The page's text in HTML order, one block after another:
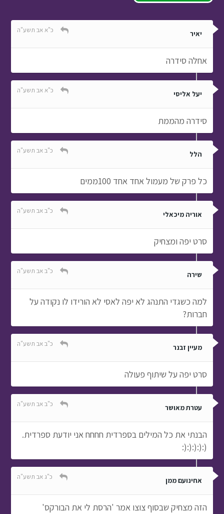
יאיר כ"א אב תשע"ה
אחלה סידרה
יעל אליסי כ"א אב תשע"ה
סידרה מהממת
הלל כ"ב אב תשע"ה
כל פרק של מעמול אחד אחד 100ממים
אוריה מיכאלי כ"ב אב תשע"ה
סרט יפה ומצחיק
שירה כ"ב אב תשע"ה
למה כשגדי התנהג לא יפה לאסי לא הורידו לו נקודה על
חברות?
מעיין זבנר כ"ב אב תשע"ה
סרט יפה על שיתוף פעולה
עטרת מאושר כ"ב אב תשע"ה
הבנתי את כל המילים בספרדית חחחח אני יודעת ספרדית.
(:(:(:(:(:
אחינועם ממן כ"ג אב תשע"ה
הזה מצחיק שבסוף צוצו אמר 'הרסת לי את הבורקס'